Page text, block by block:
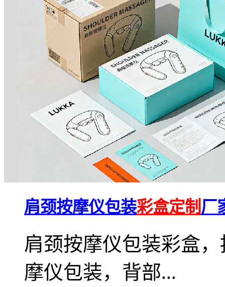
肩颈按摩仪包装彩盒定制 厂
肩颈按摩仪包装彩盒
摩仪包装，背部...